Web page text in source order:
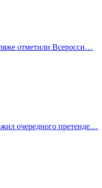
отметили Всеросси…
очередного претенде…